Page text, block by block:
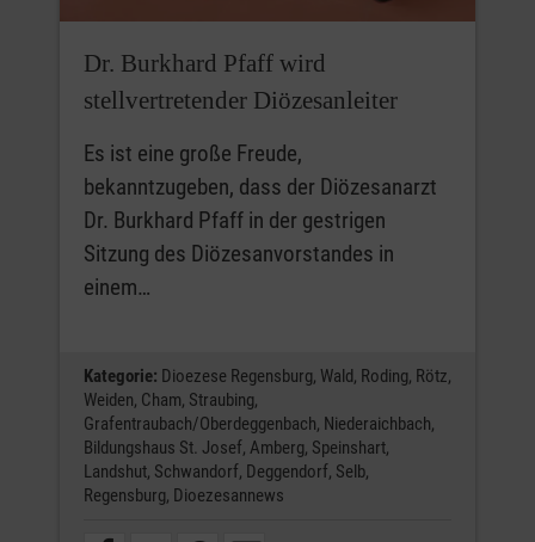
Dr. Burkhard Pfaff wird
stellvertretender Diözesanleiter
Es ist eine große Freude,
bekanntzugeben, dass der Diözesanarzt
Dr. Burkhard Pfaff in der gestrigen
Sitzung des Diözesanvorstandes in
einem…
Kategorie: Dioezese Regensburg, Wald, Roding, Rötz,
Weiden, Cham, Straubing,
Grafentraubach/Oberdeggenbach, Niederaichbach,
Bildungshaus St. Josef, Amberg, Speinshart,
Landshut, Schwandorf, Deggendorf, Selb,
Regensburg, Dioezesannews